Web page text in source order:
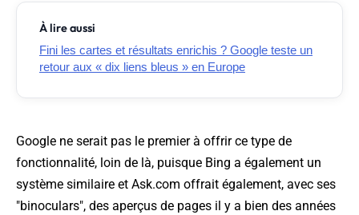
À lire aussi
Fini les cartes et résultats enrichis ? Google teste un
retour aux « dix liens bleus » en Europe
Google ne serait pas le premier à offrir ce type de
fonctionnalité, loin de là, puisque Bing a également un
système similaire et Ask.com offrait également, avec ses
"binoculars", des aperçus de pages il y a bien des années